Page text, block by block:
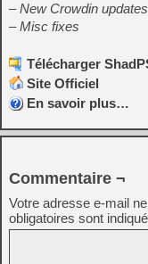
– New Crowdin updates
– Misc fixes
Télécharger
Site Officiel
En savoir plus…
Commentaire ¬
Votre adresse e-mail
obligatoires sont